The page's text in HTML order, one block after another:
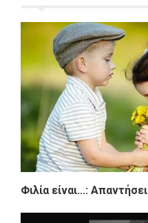
Φιλία είναι...: